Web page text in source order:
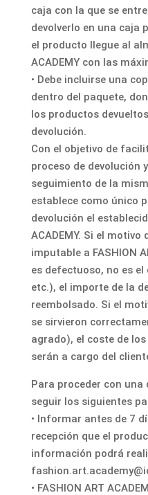
caja con la que se
devolverlo en una caja
el producto llegue al
ACADEMY con las
• Debe incluirse una
dentro del paquete,
los productos
devolución.
Con el objetivo de
proceso de devolución
seguimiento de la
establece como único
devolución el
ACADEMY. Si el motivo
imputable a FASHION
es defectuoso, no es
etc.), el importe de la
reembolsado. Si el
se sirvieron
agrado), el coste de
serán a cargo del
Para proceder con una
seguir los siguientes
• Informar antes de 7
recepción que el
información podrá
• FASHION ART